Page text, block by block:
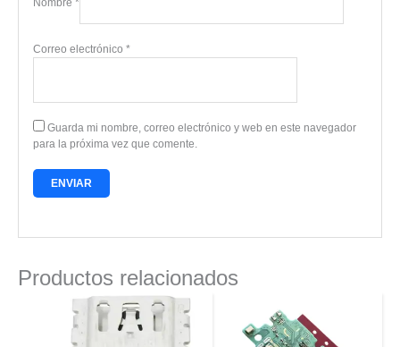
Nombre *
Correo electrónico *
Guarda mi nombre, correo electrónico y web en este navegador
para la próxima vez que comente.
Productos relacionados